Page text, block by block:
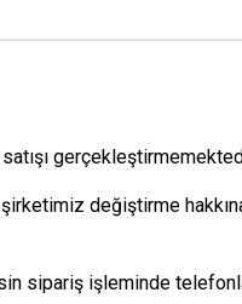
değiştirme
sipariş işleminde